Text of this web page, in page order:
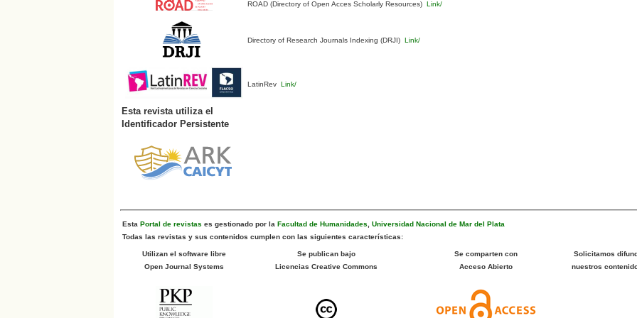
ROAD (Directory of Open Acces Scholarly Resources) Link/
Directory of Research Journals Indexing (DRJI) Link/
LatinRev Link/
Esta revista utiliza el
Identificador Persistente
Esta Portal de revistas es gestionado por la Facultad de Humanidades
Universidad Nacional de Mar del Plata
Todas las revistas y sus contenidos cumplen con las siguientes características:
Utilizan el software libre
Open Journal Systems
Se publican bajo
Licencias Creative Commons
Se comparten con
Acceso Abierto
Solicitamos
nuestros